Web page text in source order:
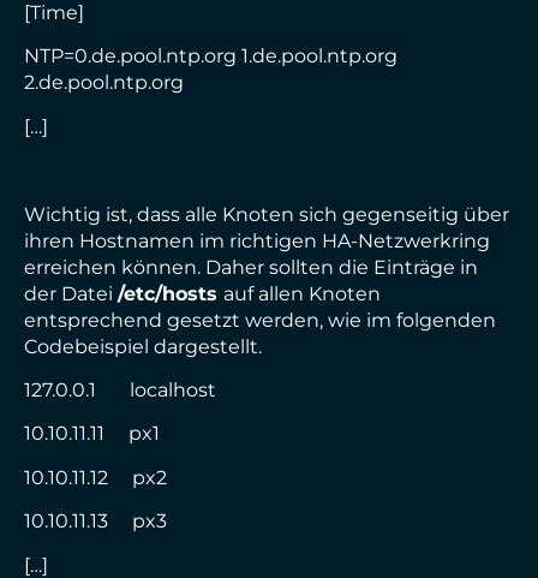
[Time]
NTP=0.de.pool.ntp.org 1.de.pool.ntp.org
2.de.pool.ntp.org
[…]
Wichtig ist, dass alle Knoten sich gegenseitig über
ihren Hostnamen im richtigen HA-Netzwerkring
erreichen können. Daher sollten die Einträge in
der Datei /etc/hosts auf allen Knoten
entsprechend gesetzt werden, wie im folgenden
Codebeispiel dargestellt.
127.0.0.1 localhost
10.10.11.11 px1
10.10.11.12 px2
10.10.11.13 px3
[…]